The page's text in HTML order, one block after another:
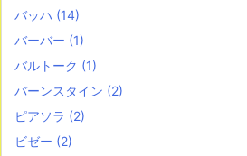
バッハ (14)
バーバー (1)
バルトーク (1)
バーンスタイン (2)
ピアソラ (2)
ビゼー (2)